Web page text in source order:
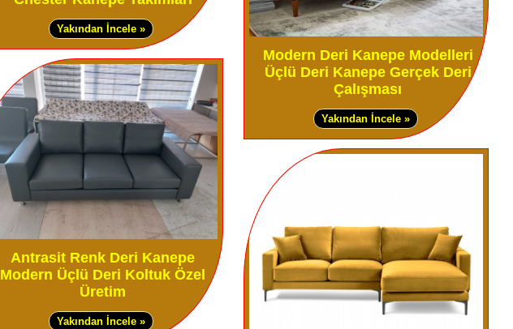
Yakından İncele »
Antrasit Renk Deri Kanepe
Modern Üçlü Deri Koltuk Özel
Üretim
Yakından İncele »
Modern Deri Kanepe Modelleri
Üçlü Deri Kanepe Gerçek Deri
Çalışması
Yakından İncele »